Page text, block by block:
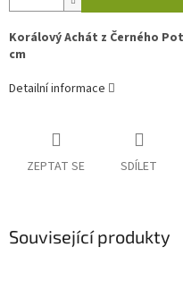
Korálový Achát z Černého
cm
Detailní informace
ZEPTAT SE SDÍLET
Související produkty